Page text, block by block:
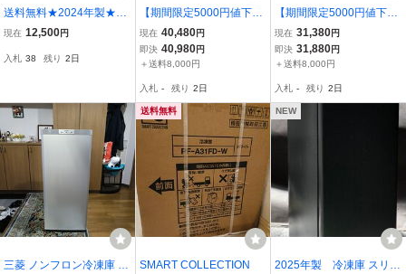
送料無料★2024年製★極
上超美品 中古★山善 64L
すい4段タイプ！ 前開き1
現在 12,500円
入札 38 残り 2日
【期間限定5000円値下
げ】冷凍庫 300L 家庭用
業務用 鍵付き ロック バ
スケット付き 1年安心保
静音 大容量
現在 40,480円
即決 40,980円
＋送料8,000円
入札 - 残り 2日
【期間限定5000円値下
げ】冷凍庫 250L 家庭用
業務用 鍵付き ロック バ
スケット付き 1年安心保
静音 大容量
現在 31,380円
即決 31,880円
＋送料8,000円
入札 - 残り 2日
三菱 ノンフロン冷凍庫 M
送料無料
SMART COLLECTION
NEW
2025年製 冷凍庫 スリム